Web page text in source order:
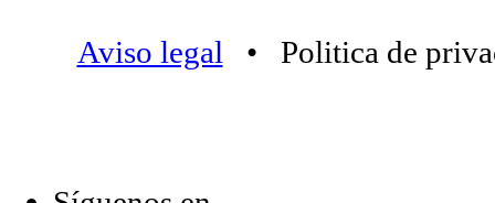
Aviso legal • Politica de